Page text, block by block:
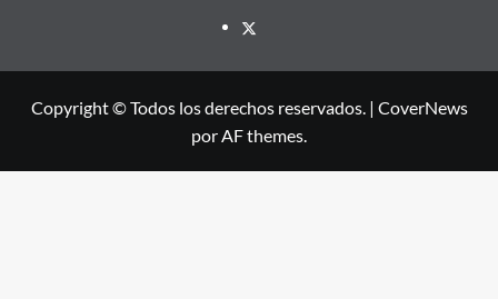
X
Copyright © Todos los derechos reservados. | CoverNews
por AF themes.